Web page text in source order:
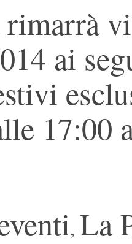
ai
17:00
, La